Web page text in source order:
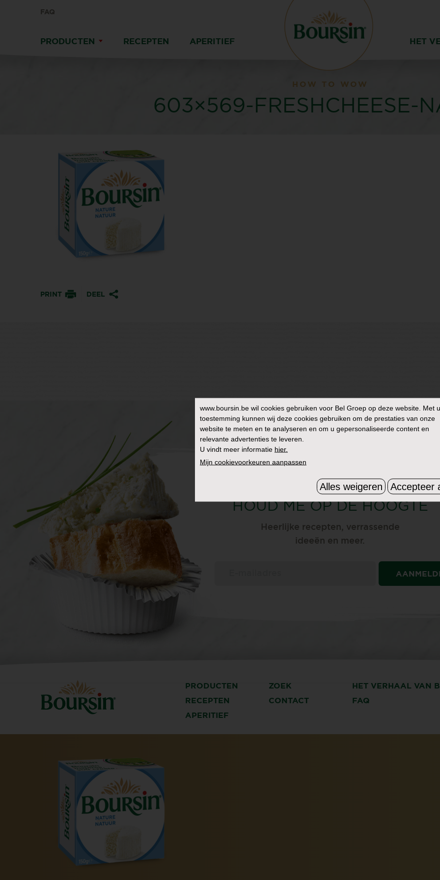
FAQ
PRODUCTEN RECEPTEN APERITIEF HET
HOW TO WOW
603×569-FRESHCHEESE-
PRINT DEEL
ONTVANG ONZE NIEUWSBRIEF
HOUD ME OP DE HOOGTE
Heerlijke recepten, verrassende
ideeën en meer.
PRODUCTEN ZOEK
HET VERHAAL VAN
RECEPTEN
CONTACT
FAQ
APERITIEF
www.boursin.be wil cookies gebruiken voor Bel Groep op deze website. Met
toestemming kunnen wij deze cookies gebruiken om de prestaties van onze
website te meten en te analyseren en om u gepersonaliseerde content en
relevante advertenties te leveren.
U vindt meer informatie hier.
Mijn cookievoorkeuren aanpassen
Alles weigeren Accepteer